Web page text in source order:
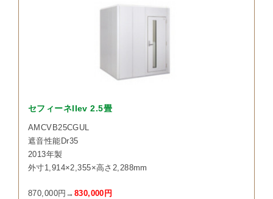
セフィーネIIev 2.5畳
AMCVB25CGUL
遮音性能Dr35
2013年製
外寸1,914×2,355×高さ2,288mm
870,000円→ 830,000円